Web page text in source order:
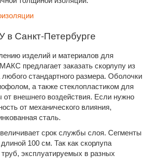
в Санкт-Петербурге
изделий и материалов для
предлагает заказать скорлупу из
любого стандартного размера. Оболочки
а также стеклопластиком для
внешнего воздействия. Если нужно
от механического влияния,
сталь.
срок службы слоя. Сегменты
100 см. Так как скорлупа
эксплуатируемых в разных